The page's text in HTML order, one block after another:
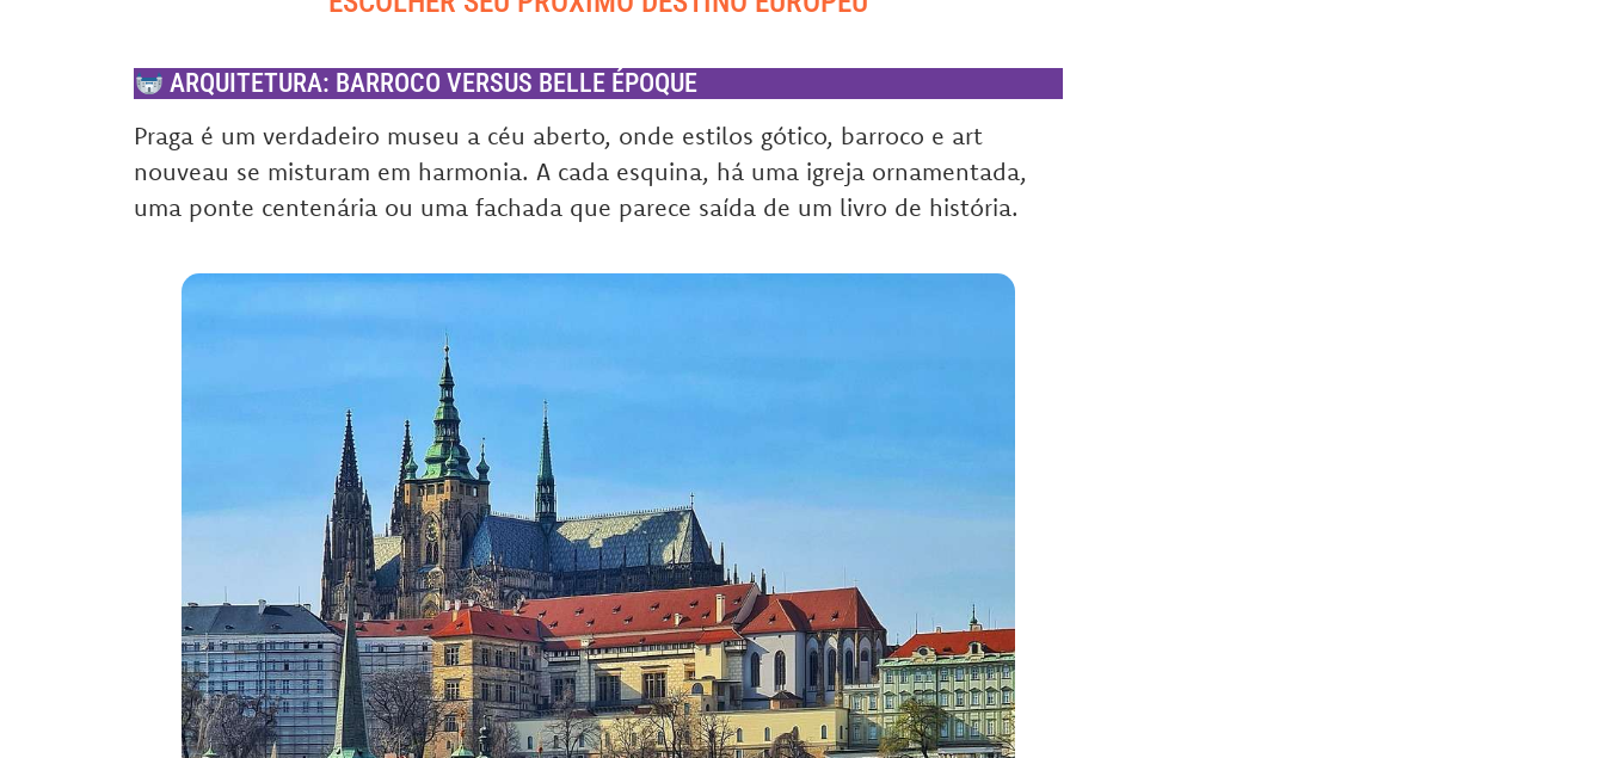
ARQUITETURA: BARROCO VERSUS BELLE ÉPOQUE
Praga é um verdadeiro museu a céu aberto, onde estilos gótico, barroco e art
nouveau se misturam em harmonia. A cada esquina, há uma igreja ornamentada,
uma ponte centenária ou uma fachada que parece saída de um livro de história.